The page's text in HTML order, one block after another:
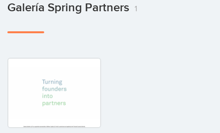
Galería Spring Partners 1